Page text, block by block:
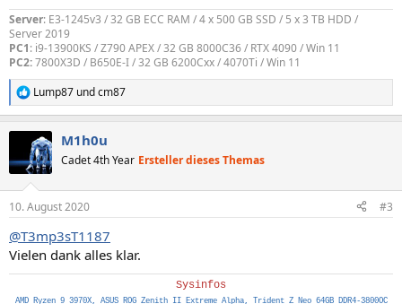
Server: E3-1245v3 / 32 GB ECC RAM / 4 x 500 GB SSD / 5 x 3 TB HDD /
Server 2019
PC1: i9-13900KS / Z790 APEX / 32 GB 8000C36 / RTX 4090 / Win 11
PC2:7800X3D / B650E-I / 32 GB 6200Cxx / 4070Ti / Win 11
R
e
i
e
:
Lump87 undcm87
M1h0u
Cadet 4th Year Ersteller dieses Themas
10. August 2020 #3
@T3mp3sT1187
Vielen dank alles klar.
Sysinfos
AMD Ryzen 9 3970X, ASUS ROG Zenith II Extreme Alpha, Trident Z Neo 64GB DDR4-3800OC